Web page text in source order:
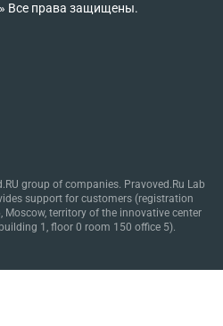
Все права защищены.
group of companies. Pravoved.Ru Lab
support for customers (registration
territory of the innovative center
1, floor 0 room 150 office 5).